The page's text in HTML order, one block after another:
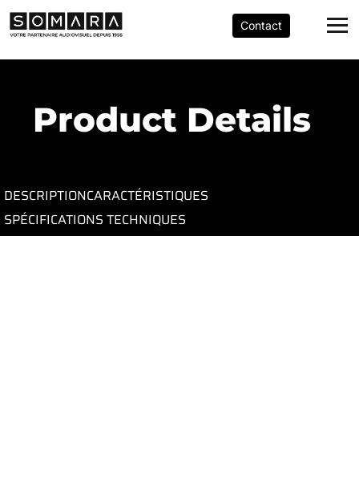
Contact
Product Details
DESCRIPTIONCARACTÉRISTIQUES
SPÉCIFICATIONS TECHNIQUES